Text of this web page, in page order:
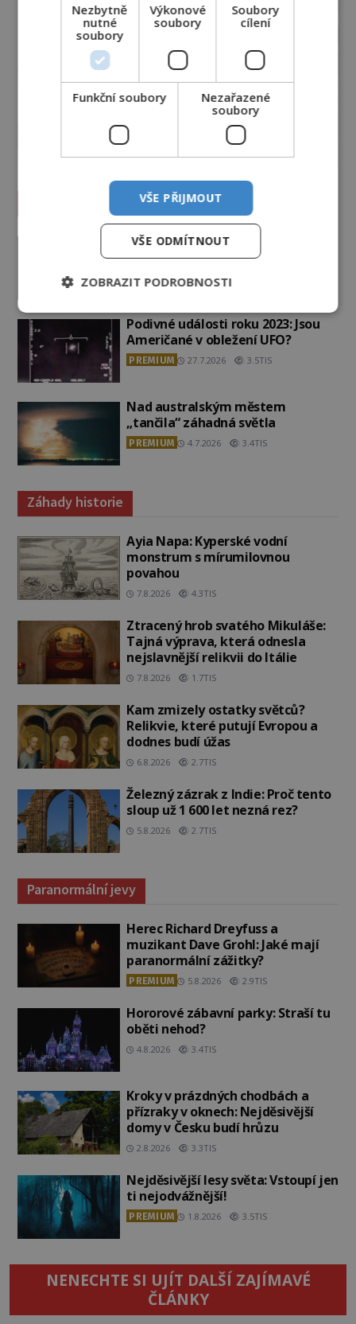
Vesmír a technologie
Co zachycují tajemné snímky
Marsu? Je na něm přeci jen voda?
PREMIUM 7.8.2026
Podivné události roku 2023: Jsou
Američané v obležení UFO?
PREMIUM 27.7.2026 3.5TIS
Nad australským městem
„tančila“ záhadná světla
PREMIUM 4.7.2026 3.4TIS
Záhady historie
Ayia Napa: Kyperské vodní
monstrum s mírumilovnou
povahou
7.8.2026 4.3TIS
Ztracený hrob svatého Mikuláše:
Tajná výprava, která odnesla
nejslavnější relikvii do Itálie
7.8.2026 1.7TIS
Kam zmizely ostatky světců?
Relikvie, které putují Evropou a
dodnes budí úžas
6.8.2026 2.7TIS
Železný zázrak z Indie: Proč tento
sloup už 1 600 let nezná rez?
5.8.2026 2.7TIS
Paranormální jevy
Herec Richard Dreyfuss a
muzikant Dave Grohl: Jaké mají
paranormální zážitky?
PREMIUM 5.8.2026 2.9TIS
Hororové zábavní parky: Straší tu
oběti nehod?
4.8.2026 3.4TIS
Kroky v prázdných chodbách a
přízraky v oknech: Nejděsivější
domy v Česku budí hrůzu
2.8.2026 3.3TIS
Nejděsivější lesy světa: Vstoupí jen
ti nejodvážnější!
PREMIUM 1.8.2026 3.5TIS
NENECHTE SI UJÍT DALŠÍ ZAJÍMAVÉ
ČLÁNKY
Nezbytně
nutné
soubory
Výkonové
soubory
Soubory
cílení
Funkční soubory
Nezařazené
soubory
VŠE PŘIJMOUT
VŠE ODMÍTNOUT
ZOBRAZIT PODROBNOSTI